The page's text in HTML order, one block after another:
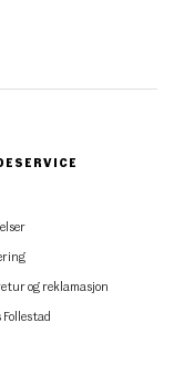
og reklamasjon